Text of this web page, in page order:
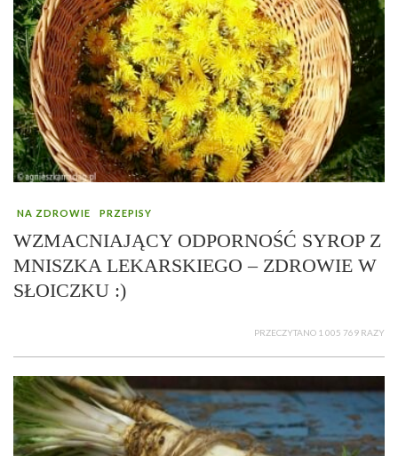
NA ZDROWIE PRZEPISY
WZMACNIAJĄCY ODPORNOŚĆ SYROP Z
MNISZKA LEKARSKIEGO – ZDROWIE W
SŁOICZKU :)
PRZECZYTANO 1 005 769 RAZY